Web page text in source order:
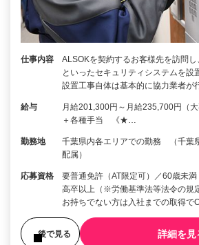
仕事内容
ALSOKを契約するお客様先を訪問
といったセキュリティシステムを設
設置工事自体は基本的に協力業者
給与
月給201,300円～月給235,700円（
＋各種手当 《★…
勤務地
千葉県内各エリアでの勤務 （千葉
配属）
応募資格
要普通免許（AT限定可）／60歳未
高卒以上（※労働基準法等法令の規
お持ちでない方は入社までの取得で
後で見る 詳細を見